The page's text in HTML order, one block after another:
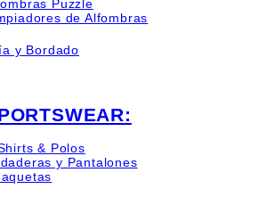
Puzzle
de Alfombras
y Bordado
& Polos
y Pantalones